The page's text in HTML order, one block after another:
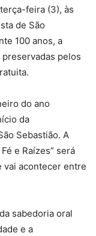
feira (3), às
de São
100 anos, a
pelos
do ano
da
Sebastião. A
e Raízes” será
vai acontecer entre
sabedoria oral
e a